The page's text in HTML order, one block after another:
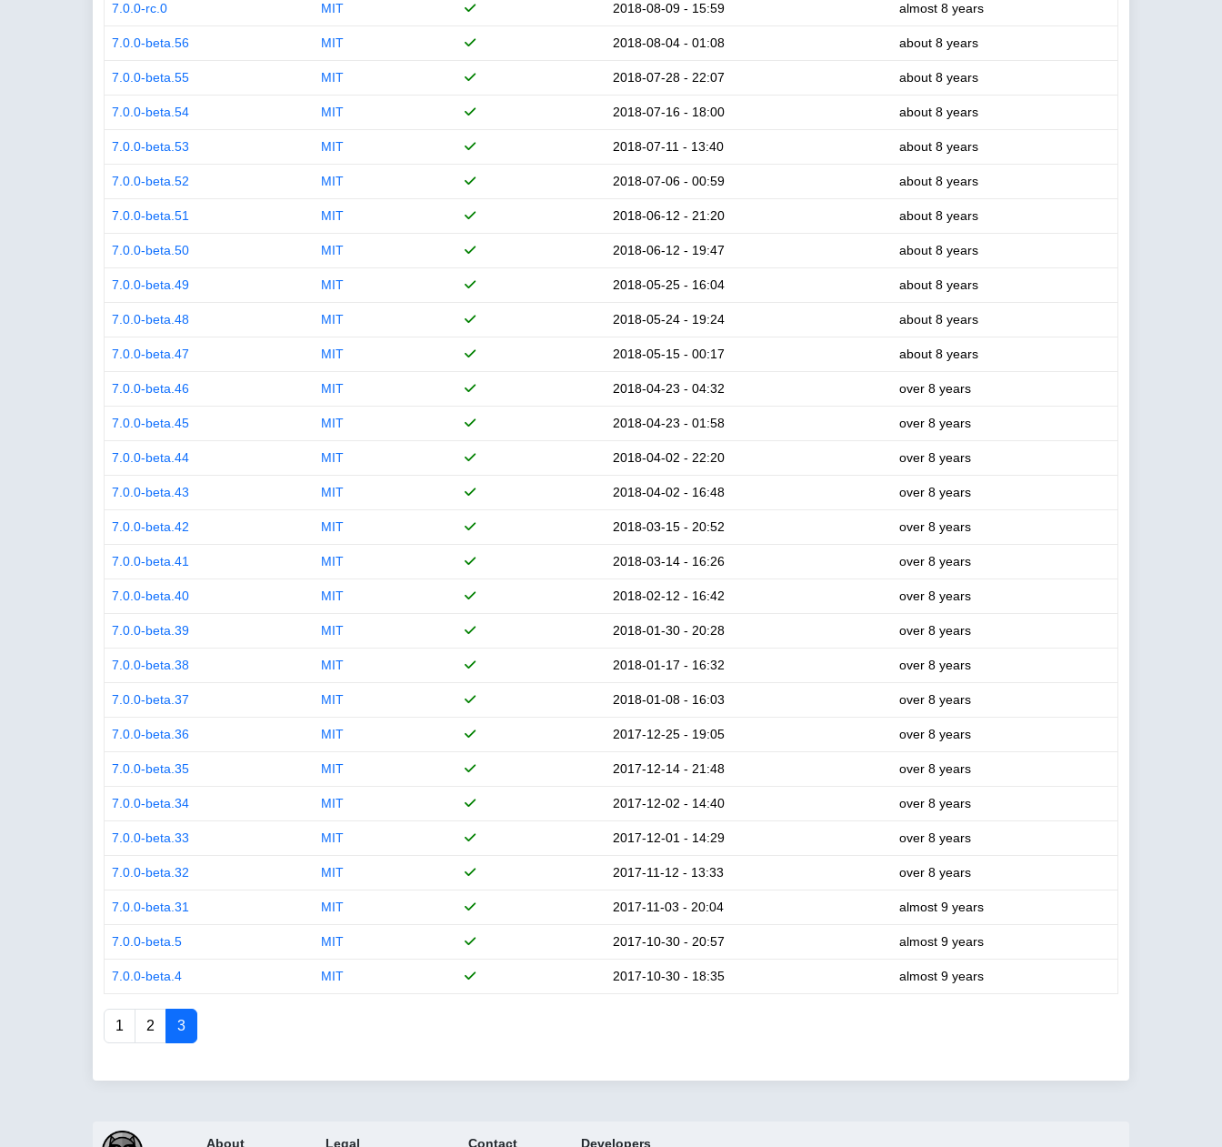
7.0.0-rc.0 MIT 2018-08-09 - 15:59 almost 8 years
7.0.0-beta.56 MIT 2018-08-04 - 01:08 about 8 years
7.0.0-beta.55 MIT 2018-07-28 - 22:07 about 8 years
7.0.0-beta.54 MIT 2018-07-16 - 18:00 about 8 years
7.0.0-beta.53 MIT 2018-07-11 - 13:40 about 8 years
7.0.0-beta.52 MIT 2018-07-06 - 00:59 about 8 years
7.0.0-beta.51 MIT 2018-06-12 - 21:20 about 8 years
7.0.0-beta.50 MIT 2018-06-12 - 19:47 about 8 years
7.0.0-beta.49 MIT 2018-05-25 - 16:04 about 8 years
7.0.0-beta.48 MIT 2018-05-24 - 19:24 about 8 years
7.0.0-beta.47 MIT 2018-05-15 - 00:17 about 8 years
7.0.0-beta.46 MIT 2018-04-23 - 04:32 over 8 years
7.0.0-beta.45 MIT 2018-04-23 - 01:58 over 8 years
7.0.0-beta.44 MIT 2018-04-02 - 22:20 over 8 years
7.0.0-beta.43 MIT 2018-04-02 - 16:48 over 8 years
7.0.0-beta.42 MIT 2018-03-15 - 20:52 over 8 years
7.0.0-beta.41 MIT 2018-03-14 - 16:26 over 8 years
7.0.0-beta.40 MIT 2018-02-12 - 16:42 over 8 years
7.0.0-beta.39 MIT 2018-01-30 - 20:28 over 8 years
7.0.0-beta.38 MIT 2018-01-17 - 16:32 over 8 years
7.0.0-beta.37 MIT 2018-01-08 - 16:03 over 8 years
7.0.0-beta.36 MIT 2017-12-25 - 19:05 over 8 years
7.0.0-beta.35 MIT 2017-12-14 - 21:48 over 8 years
7.0.0-beta.34 MIT 2017-12-02 - 14:40 over 8 years
7.0.0-beta.33 MIT 2017-12-01 - 14:29 over 8 years
7.0.0-beta.32 MIT 2017-11-12 - 13:33 over 8 years
7.0.0-beta.31 MIT 2017-11-03 - 20:04 almost 9 years
7.0.0-beta.5 MIT 2017-10-30 - 20:57 almost 9 years
7.0.0-beta.4 MIT 2017-10-30 - 18:35 almost 9 years
1 2 3
About Legal Contact Developers